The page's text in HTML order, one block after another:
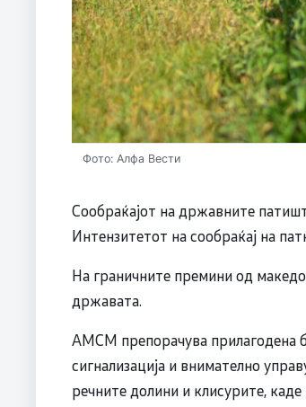
Фото: Алфа Вести
Сообраќајот на државните
Интензитетот на сообраќај на
На граничните премини од
државата.
АМСМ препорачува прилагодена
сигнализација и внимателно
речните долини и клисурите,